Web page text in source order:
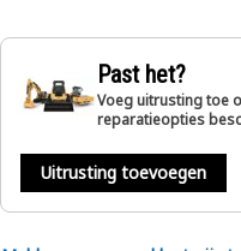
Past het?
Voeg uitrusting toe
reparatieopties
Uitrusting toevoegen